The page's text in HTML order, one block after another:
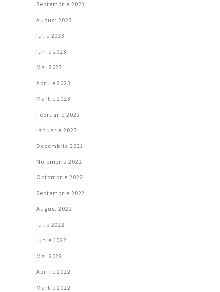
Septembrie 2023
August 2023
Iulie 2023
Iunie 2023
Mai 2023
Aprilie 2023
Martie 2023
Februarie 2023
Ianuarie 2023
Decembrie 2022
Noiembrie 2022
Octombrie 2022
Septembrie 2022
August 2022
Iulie 2022
Iunie 2022
Mai 2022
Aprilie 2022
Martie 2022